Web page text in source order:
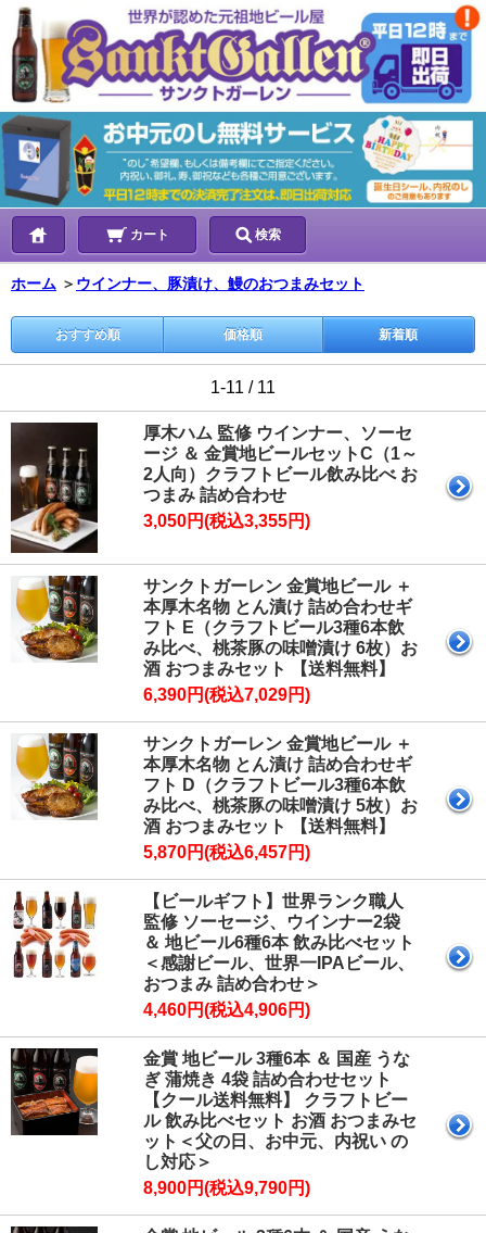
カート 検索
ホーム ＞ ウインナー、豚漬け、鰻のおつまみセット
おすすめ順 価格順 新着順
1-11 / 11
厚木ハム 監修 ウインナー、ソーセ
ージ ＆ 金賞地ビールセットC（1～
2人向）クラフトビール飲み比べ お
つまみ 詰め合わせ
3,050円(税込3,355円)
サンクトガーレン 金賞地ビール ＋
本厚木名物 とん漬け 詰め合わせギ
フト E（クラフトビール3種6本飲
み比べ、桃茶豚の味噌漬け 6枚）お
酒 おつまみセット 【送料無料】
6,390円(税込7,029円)
サンクトガーレン 金賞地ビール ＋
本厚木名物 とん漬け 詰め合わせギ
フト D（クラフトビール3種6本飲
み比べ、桃茶豚の味噌漬け 5枚）お
酒 おつまみセット 【送料無料】
5,870円(税込6,457円)
【ビールギフト】世界ランク職人
監修 ソーセージ、ウインナー2袋
＆ 地ビール6種6本 飲み比べセット
＜感謝ビール、世界一IPAビール、
おつまみ 詰め合わせ＞
4,460円(税込4,906円)
金賞 地ビール 3種6本 ＆ 国産 うな
ぎ 蒲焼き 4袋 詰め合わせセット
【クール送料無料】 クラフトビー
ル 飲み比べセット お酒 おつまみセ
ット＜父の日、お中元、内祝い の
し対応＞
8,900円(税込9,790円)